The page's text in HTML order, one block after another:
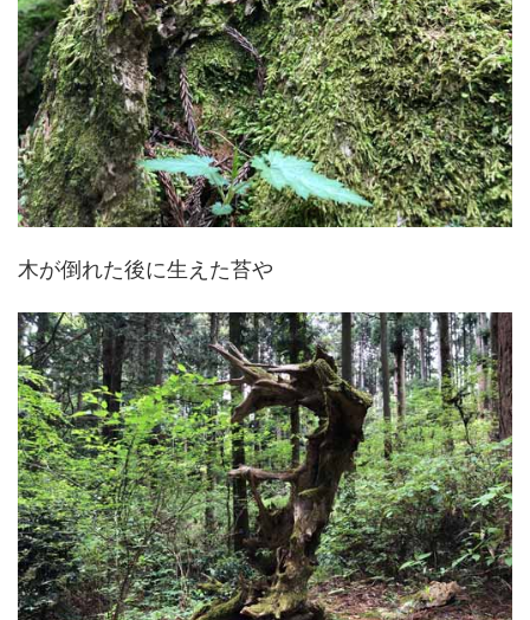
木が倒れた後に生えた苔や